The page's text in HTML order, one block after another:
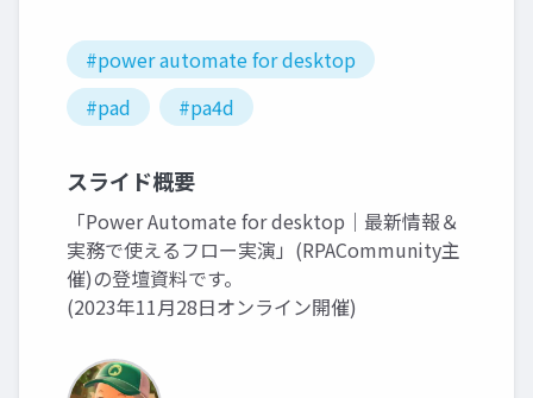
#power automate for desktop
#pad
#pa4d
スライド概要
「Power Automate for desktop｜最新情報＆
実務で使えるフロー実演」(RPACommunity主
催)の登壇資料です。
(2023年11月28日オンライン開催)